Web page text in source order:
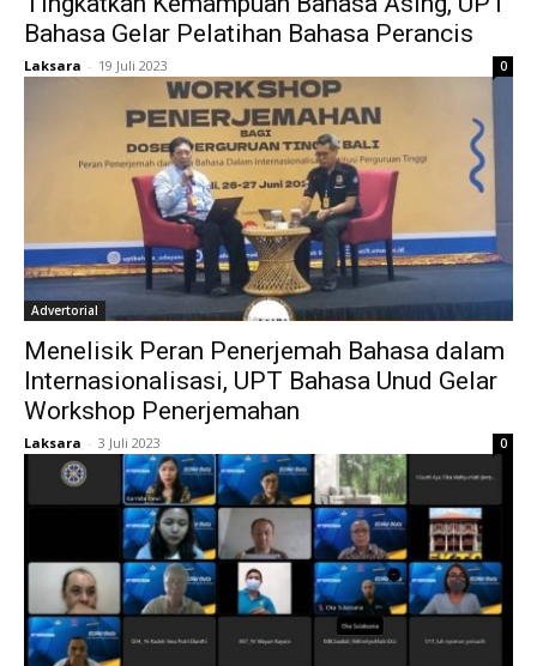
Bahasa Gelar Pelatihan Bahasa Perancis
Laksara - 19 Juli 2023 0
Advertorial
Menelisik Peran Penerjemah Bahasa dalam
Internasionalisasi, UPT Bahasa Unud Gelar
Workshop Penerjemahan
Laksara - 3 Juli 2023 0